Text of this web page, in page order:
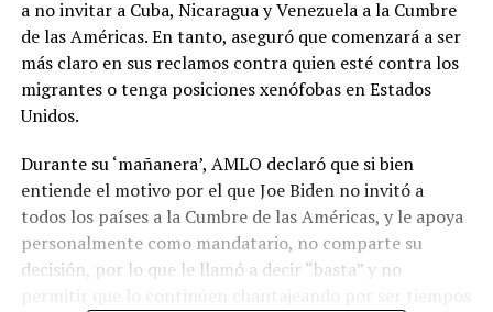
a no invitar a Cuba, Nicaragua y Venezuela a la Cumbre
de las Américas. En tanto, aseguró que comenzará a ser
más claro en sus reclamos contra quien esté contra los
migrantes o tenga posiciones xenófobas en Estados
Unidos.
Durante su ‘mañanera’, AMLO declaró que si bien
entiende el motivo por el que Joe Biden no invitó a
todos los países a la Cumbre de las Américas, y le apoya
personalmente como mandatario, no comparte su
decisión, por lo que le llamó a decir “basta” y no